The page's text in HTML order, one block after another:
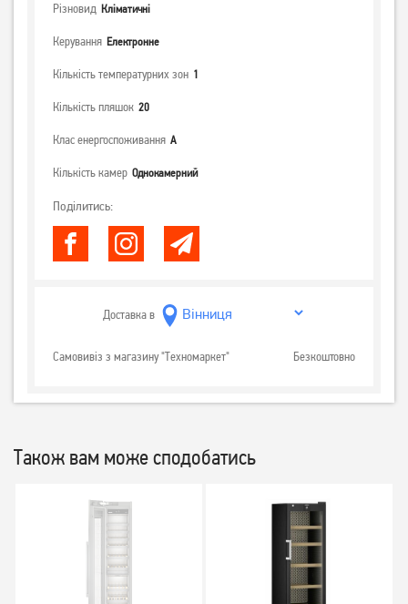
Різновид Кліматичні
Керування Електронне
Кількість температурних зон 1
Кількість пляшок 20
Клас енергоспоживання А
Кількість камер Однокамерний
Поділитись:
Доставка в
Самовивіз з магазину "Техномаркет" Безкоштовно
Також вам може сподобатись